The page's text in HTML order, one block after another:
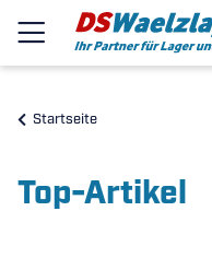
Startseite
Top-Artikel